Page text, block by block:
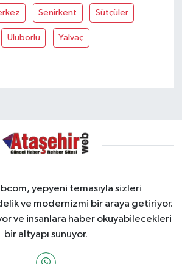
Senirkent Sütçüler
Uluborlu Yalvaç
yepyeni temasıyla sizleri
ve modernizmi bir araya getiriyor.
ve insanlara haber okuyabilecekleri
bir altyapı sunuyor.